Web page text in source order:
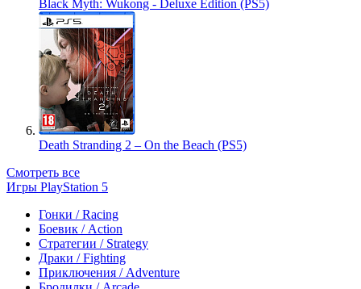
Black Myth: Wukong - Deluxe Edition (PS5)
Death Stranding 2 – On the Beach (PS5)
Смотреть все
Игры PlayStation 5
Гонки / Racing
Боевик / Action
Стратегии / Strategy
Драки / Fighting
Приключения / Adventure